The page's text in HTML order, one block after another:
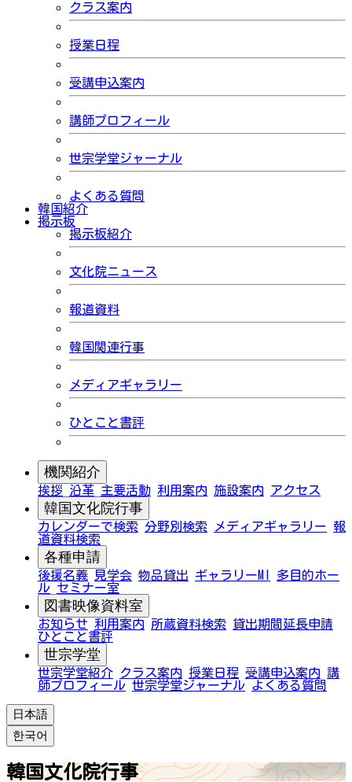
クラス案内
授業日程
受講申込案内
講師プロフィール
世宗学堂ジャーナル
よくある質問
韓国紹介
掲示板
掲示板紹介
文化院ニュース
報道資料
韓国関連行事
メディアギャラリー
ひとこと書評
機関紹介
挨拶 沿革 主要活動 利用案内 施設案内 アクセス
韓国文化院行事
カレンダーで検索 分野別検索 メディアギャラリー 報
道資料検索
各種申請
後援名義 見学会 物品貸出 ギャラリーMI
多目的ホー
ル セミナー室
図書映像資料室
お知らせ 利用案内 所蔵資料検索
貸出期間延長申請
ひとこと書評
世宗学堂
世宗学堂紹介 クラス案内 授業日程 受講申込案内 講
師プロフィール 世宗学堂ジャーナル よくある質問
日本語
한국어
韓国文化院行事